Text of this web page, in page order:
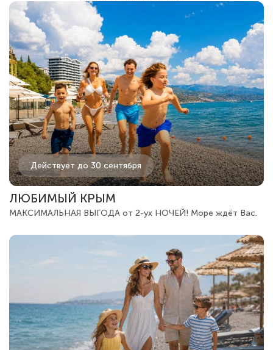
Действует до 30 сентября
ЛЮБИМЫЙ КРЫМ
МАКСИМАЛЬНАЯ ВЫГОДА от 2-ух НОЧЕЙ! Море ждёт Вас.